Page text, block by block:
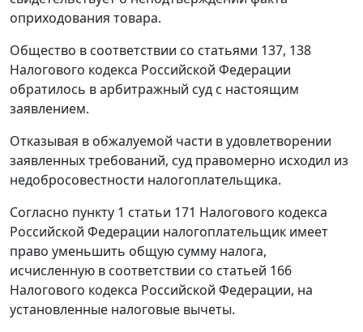
оприходования товара.
Общество в соответствии со статьями 137, 138
Налогового кодекса Российской Федерации
обратилось в арбитражный суд с настоящим
заявлением.
Отказывая в обжалуемой части в удовлетворении
заявленных требований, суд правомерно исходил из
недобросовестности налогоплательщика.
Согласно пункту 1 статьи 171 Налогового кодекса
Российской Федерации налогоплательщик имеет
право уменьшить общую сумму налога,
исчисленную в соответствии со статьей 166
Налогового кодекса Российской Федерации, на
установленные налоговые вычеты.